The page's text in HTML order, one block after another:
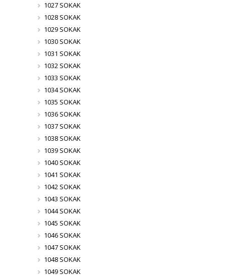
1027 SOKAK
1028 SOKAK
1029 SOKAK
1030 SOKAK
1031 SOKAK
1032 SOKAK
1033 SOKAK
1034 SOKAK
1035 SOKAK
1036 SOKAK
1037 SOKAK
1038 SOKAK
1039 SOKAK
1040 SOKAK
1041 SOKAK
1042 SOKAK
1043 SOKAK
1044 SOKAK
1045 SOKAK
1046 SOKAK
1047 SOKAK
1048 SOKAK
1049 SOKAK